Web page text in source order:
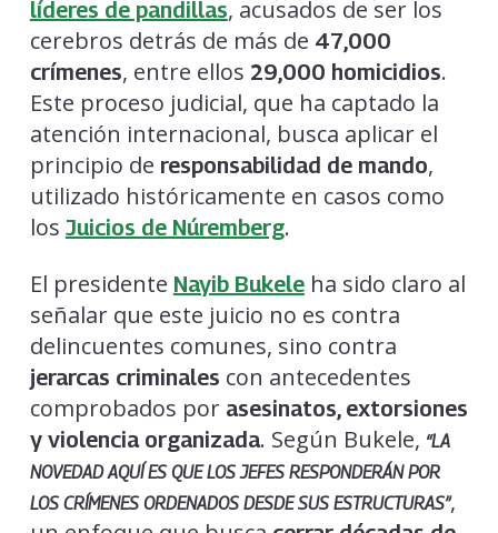
líderes de pandillas, acusados de ser los
cerebros detrás de más de 47,000
crímenes, entre ellos 29,000 homicidios.
Este proceso judicial, que ha captado la
atención internacional, busca aplicar el
principio de responsabilidad de mando,
utilizado históricamente en casos como
los Juicios de Núremberg.
El presidente Nayib Bukeleha sido claro al
señalar que este juicio no es contra
delincuentes comunes, sino contra
jerarcas criminales con antecedentes
comprobados por asesinatos, extorsiones
y violencia organizada. Según Bukele, “LA
NOVEDAD AQUÍ ES QUE LOS JEFES RESPONDERÁN POR
LOS CRÍMENES ORDENADOS DESDE SUS ESTRUCTURAS”,